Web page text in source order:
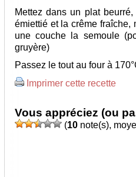
Mettez dans un plat
émiettié et la crême fraîche,
une couche la semoule
gruyère)
Passez le tout au four à
Imprimer cette recette
Vous appréciez (ou
(10 note(s),